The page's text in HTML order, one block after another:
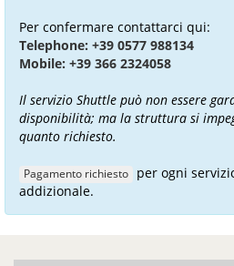
Per confermare contattarci qui:
Telephone: +39 0577 988134
Mobile: +39 366 2324058
Il servizio Shuttle può non essere
disponibilità; ma la struttura si
quanto richiesto.
Pagamento richiesto per ogni
addizionale.